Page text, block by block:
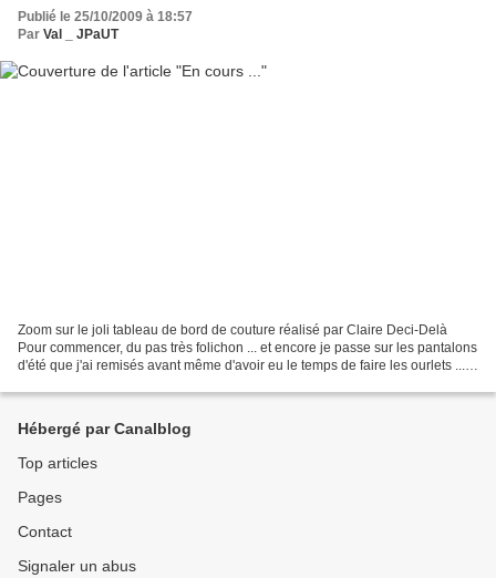
Publié le 25/10/2009 à 18:57
Par Val _ JPaUT
Zoom sur le joli tableau de bord de couture réalisé par Claire Deci-Delà
Pour commencer, du pas très folichon ... et encore je passe sur les pantalons
d'été que j'ai remisés avant même d'avoir eu le temps de faire les ourlets ... ...
Hébergé par Canalblog
Top articles
Pages
Contact
Signaler un abus